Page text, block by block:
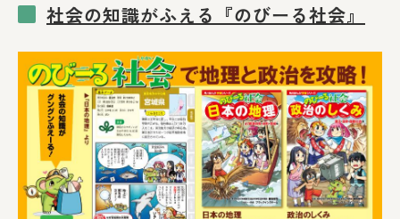
社会の知識がふえる『のびーる社会』